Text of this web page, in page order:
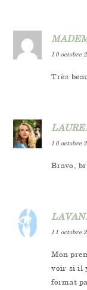
10 octobre
Très
10 octobre
Bravo,
11 octobre
Mon
voir si il
format